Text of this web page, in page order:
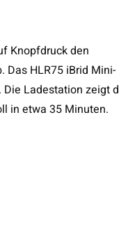
Knopfdruck den
Das HLR75 iBrid Mini-
Ladestation zeigt
in etwa 35 Minuten.